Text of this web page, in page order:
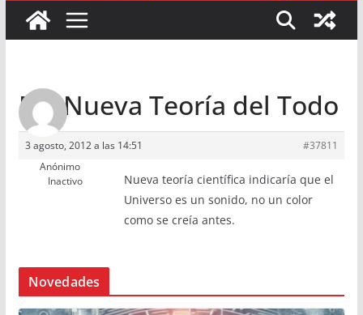
Re: Nueva Teoría del Todo
3 agosto, 2012 a las 14:51
#37811
Anónimo
Inactivo
Nueva teoría científica indicaría que el
Universo es un sonido, no un color
como se creía antes.
Novedades